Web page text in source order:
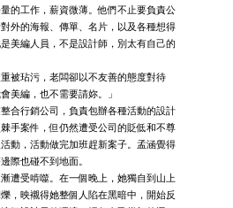
的工作，薪資微薄。他們不止要負責公
外的海報、傳單、名片，以及各種想得
美編人員，不是設計師，別太有自己的
被玷污，老闆卻以不友善的態度對待
美編，也不需要請妳。」
合行銷公司，負責包辦各種活動的設計
手案件，但仍然遭受公司的貶低和不尊
動，活動做完加班趕新案子。孟涵覺得
際也碰不到地面。
遭受啃噬。在一個晚上，她獨自到山上
，映襯得她整個人陷在黑暗中，開始反